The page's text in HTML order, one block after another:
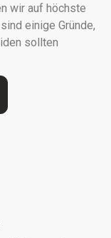
wir auf höchste
einige Gründe,
sollten